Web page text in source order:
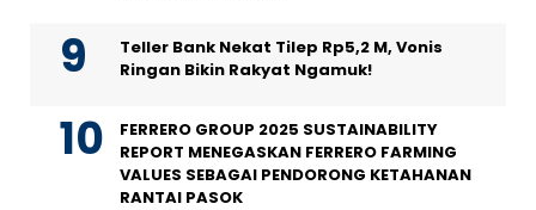
Teller Bank Nekat Tilep Rp5,2 M, Vonis
Ringan Bikin Rakyat Ngamuk!
FERRERO GROUP 2025 SUSTAINABILITY
REPORT MENEGASKAN FERRERO FARMING
VALUES SEBAGAI PENDORONG KETAHANAN
RANTAI PASOK